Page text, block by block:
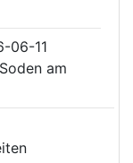
06-11
am